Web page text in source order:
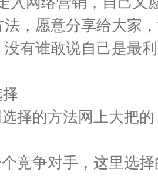
法，愿意分享给大家
有谁敢说自己是最
的方法网上大把的
争对手，这里选择